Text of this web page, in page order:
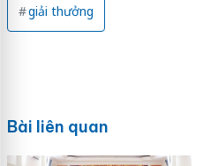
giải thưởng
Bài liên quan